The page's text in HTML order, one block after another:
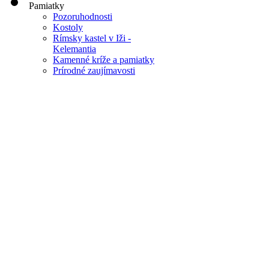
Pamiatky
Pozoruhodnosti
Kostoly
Rímsky kastel v Iži -
Kelemantia
Kamenné kríže a pamiatky
Prírodné zaujímavosti